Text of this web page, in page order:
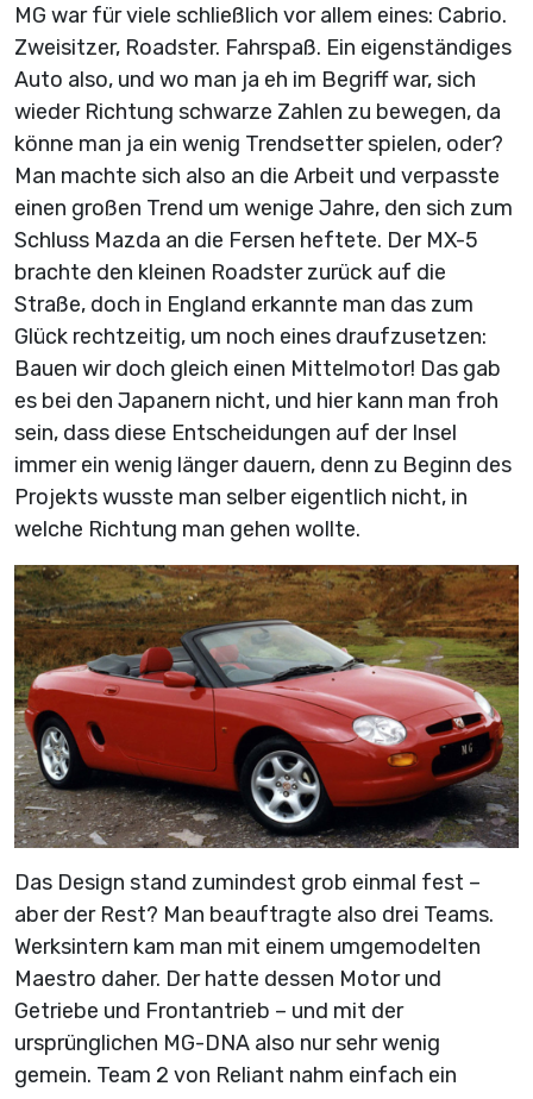
MG war für viele schließlich vor allem eines: Cabrio.
Zweisitzer, Roadster. Fahrspaß. Ein eigenständiges
Auto also, und wo man ja eh im Begriff war, sich
wieder Richtung schwarze Zahlen zu bewegen, da
könne man ja ein wenig Trendsetter spielen, oder?
Man machte sich also an die Arbeit und verpasste
einen großen Trend um wenige Jahre, den sich zum
Schluss Mazda an die Fersen heftete. Der MX-5
brachte den kleinen Roadster zurück auf die
Straße, doch in England erkannte man das zum
Glück rechtzeitig, um noch eines draufzusetzen:
Bauen wir doch gleich einen Mittelmotor! Das gab
es bei den Japanern nicht, und hier kann man froh
sein, dass diese Entscheidungen auf der Insel
immer ein wenig länger dauern, denn zu Beginn des
Projekts wusste man selber eigentlich nicht, in
welche Richtung man gehen wollte.
Das Design stand zumindest grob einmal fest –
aber der Rest? Man beauftragte also drei Teams.
Werksintern kam man mit einem umgemodelten
Maestro daher. Der hatte dessen Motor und
Getriebe und Frontantrieb – und mit der
ursprünglichen MG-DNA also nur sehr wenig
gemein. Team 2 von Reliant nahm einfach ein